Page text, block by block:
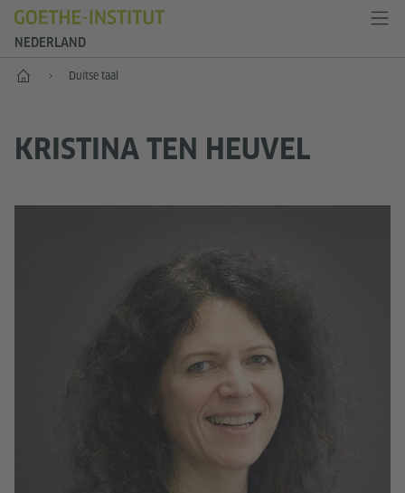
NEDERLAND
Goethe-Institut Niederlande
Duitse taal
KRISTINA TEN HEUVEL